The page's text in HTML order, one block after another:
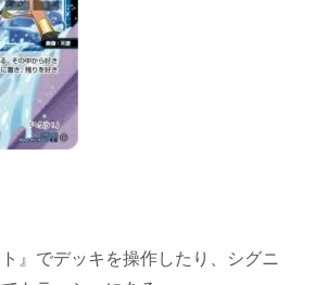
』でデッキを操作したり、シグニ